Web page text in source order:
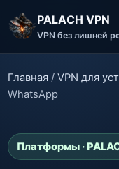
PALACH VPN
VPN без лишней
Главная / VPN для
WhatsApp
Платформы ·